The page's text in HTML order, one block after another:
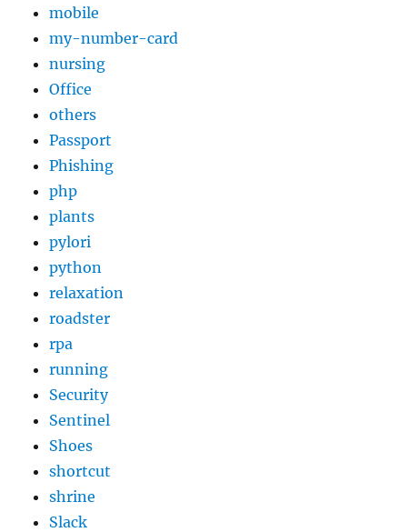
mobile
my-number-card
nursing
Office
others
Passport
Phishing
php
plants
pylori
python
relaxation
roadster
rpa
running
Security
Sentinel
Shoes
shortcut
shrine
Slack